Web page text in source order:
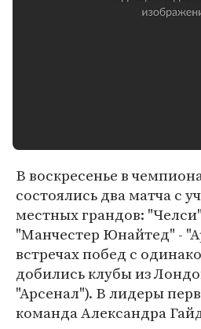
В воскресенье в
состоялись два матча с
местных грандов:
"Манчестер Юнайтед" -
встречах побед с
добились клубы из
"Арсенал"). В лидеры
команда Александра